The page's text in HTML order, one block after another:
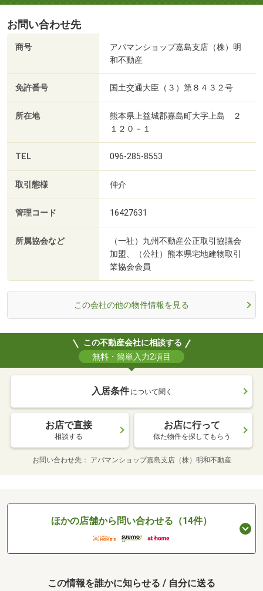
お問い合わせ先
商号
アパマンショップ嘉島支店（株）明
和不動産
免許番号 国土交通大臣（３）第８４３２号
所在地
熊本県上益城郡嘉島町大字上島 ２
１２０－１
TEL 096-285-8553
取引態様 仲介
管理コード 16427631
所属協会など
（一社）九州不動産公正取引協議会
加盟、（公社）熊本県宅地建物取引
業協会会員
この会社の他の物件情報を見る
この不動産会社に相談する
無料・簡単入力2項目
入居条件 について聞く
お店で直接
相談する
お店に行って
似た物件を探してもらう
お問い合わせ先 アパマンショップ嘉島支店（株）明和不動産
ほかの店舗から問い合わせる（14件）
この情報を誰かに知らせる / 自分に送る